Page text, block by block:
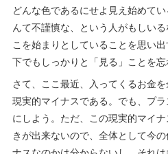
どんな色であるにせよ見え始めて
んて不謹慎な、という人がもしい
こを始まりとしていることを思い
下でもしっかりと「見る」ことを忘
さて、ここ最近、入ってくるお金
現実的マイナスである。でも、プ
にしよう。ただ、この現実的マイ
きが出来ないので、全体として今